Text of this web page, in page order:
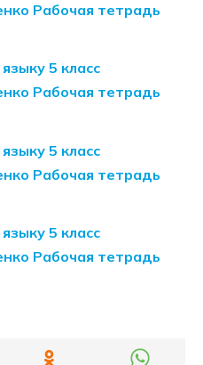
Рабочая тетрадь
5 класс
Рабочая тетрадь
5 класс
Рабочая тетрадь
5 класс
Рабочая тетрадь